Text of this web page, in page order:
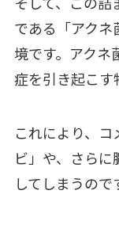
そして、この
である「アクネ
境です。アクネ
症を引き起こす
これにより、
ビ」や、さら
してしまうので